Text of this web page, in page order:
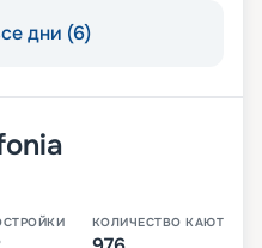
дни (6)
КОЛИЧЕСТВО КАЮТ